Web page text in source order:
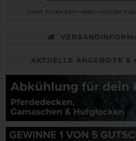
Dieser Artikel kann leider nicht per
AKTUELLE ANGEBOTE &